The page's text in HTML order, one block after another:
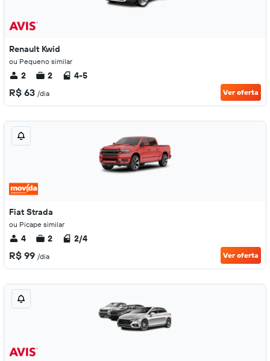
Renault Kwid
ou Pequeno similar
2 2 4-5
R$ 63 /dia Ver oferta
Fiat Strada
ou Picape similar
4 2 2/4
R$ 99 /dia Ver oferta